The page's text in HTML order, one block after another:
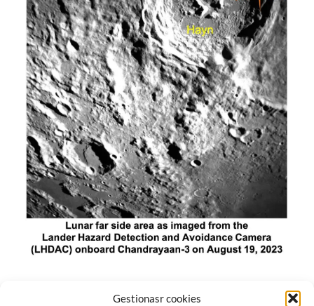
Gestionasr cookies